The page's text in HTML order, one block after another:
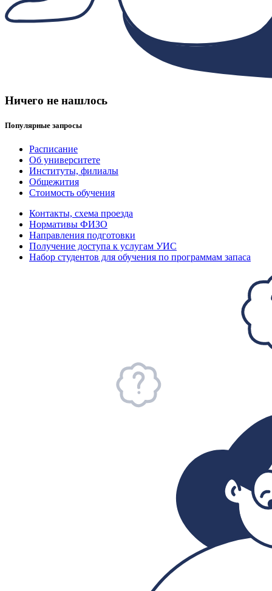
Ничего не нашлось
Популярные запросы
Расписание
Об университете
Институты, филиалы
Общежития
Стоимость обучения
Контакты, схема проезда
Нормативы ФИЗО
Направления подготовки
Получение доступа к услугам УИС
Набор студентов для обучения по программам запаса